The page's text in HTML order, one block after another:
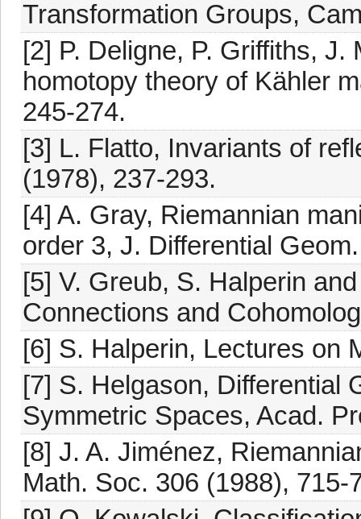
Transformation Groups,
[2] P. Deligne, P. Griffiths,
homotopy theory of Kähler
245-274.
[3] L. Flatto, Invariants of
(1978), 237-293.
[4] A. Gray, Riemannian
order 3, J. Differential
[5] V. Greub, S. Halperin
Connections and
[6] S. Halperin, Lectures on
[7] S. Helgason, Differential
Symmetric Spaces, Acad.
[8] J. A. Jiménez,
Math. Soc. 306 (1988), 715-